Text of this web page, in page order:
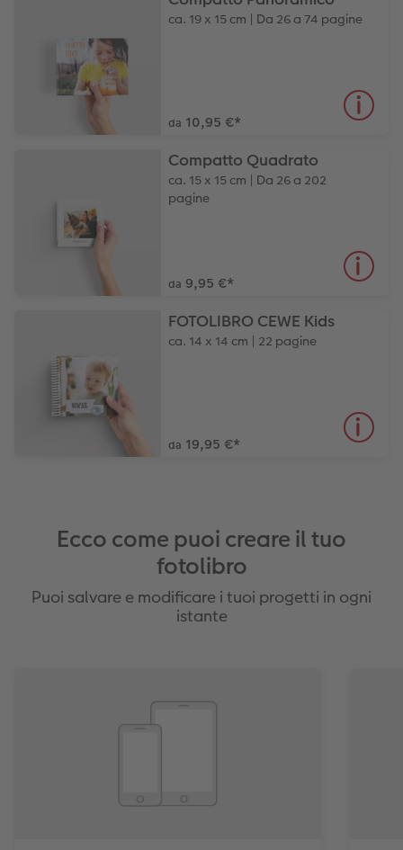
ca. 19 x 15 cm | Da 26 a 74 pagine
da 10,95 €*
Compatto Quadrato
ca. 15 x 15 cm | Da 26 a 202
pagine
da 9,95 €*
FOTOLIBRO CEWE Kids
ca. 14 x 14 cm | 22 pagine
da 19,95 €*
Ecco come puoi creare il tuo
fotolibro
Puoi salvare e modificare i tuoi progetti in ogni
istante